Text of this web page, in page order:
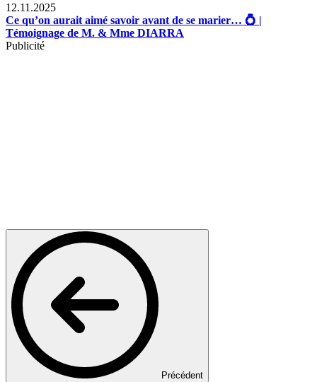
12.11.2025
Ce qu’on aurait aimé savoir avant de se marier… 💍 |
Témoignage de M. & Mme DIARRA
Publicité
Précédent